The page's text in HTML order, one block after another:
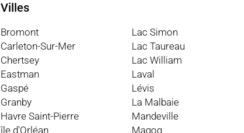
Villes
Bromont
Carleton-Sur-Mer
Chertsey
Eastman
Gaspé
Granby
Havre Saint-Pierre
île d'Orléan
Lac Simon
Lac Taureau
Lac William
Laval
Lévis
La Malbaie
Mandeville
Magog